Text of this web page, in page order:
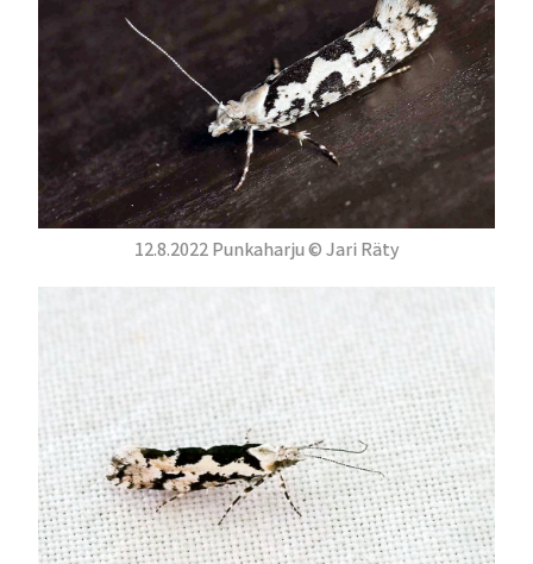
12.8.2022 Punkaharju © Jari Räty